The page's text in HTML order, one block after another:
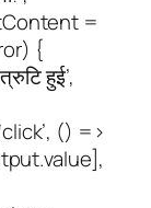
=
{
हुई’,
() =>